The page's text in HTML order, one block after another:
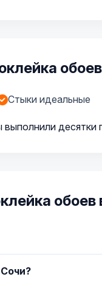
Стыки идеальные
десятки
обоев